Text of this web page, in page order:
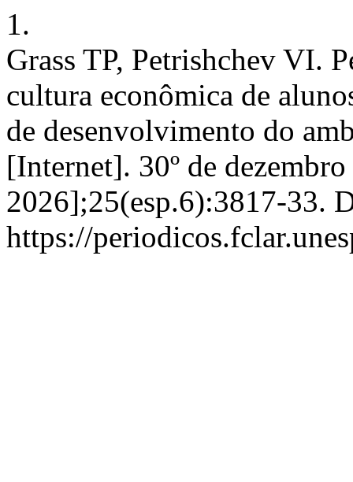
1.
Grass TP, Petrishchev VI.
cultura econômica de
de desenvolvimento do
[Internet]. 30º de
2026];25(esp.6):3817-33.
https://